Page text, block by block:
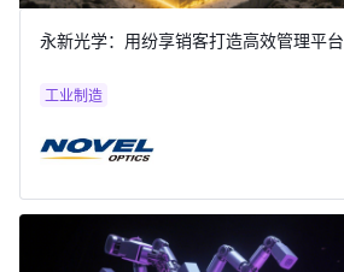
永新光学：用纷享销客打造高效管理平台
工业制造